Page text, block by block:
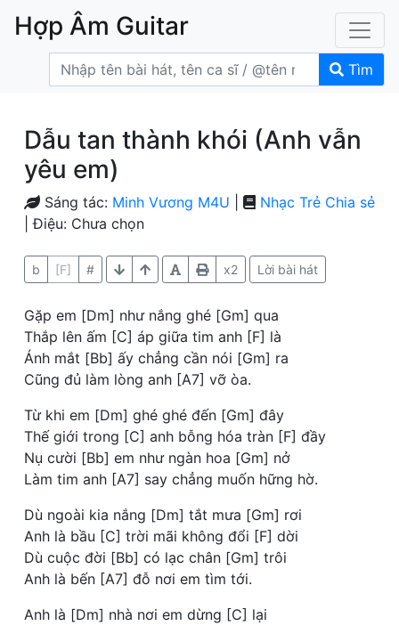
Hợp Âm Guitar
Tìm
Dẫu tan thành khói (Anh vẫn
yêu em)
Chia sẻ
Sáng tác: Minh Vương M4U
Nhạc Trẻ
| Điệu: Chưa chọn
b [F] # x2 Lời bài hát
Gặp em [Dm] như nắng ghé [Gm] qua
Thắp lên ấm [C] áp giữa tim anh [F] là
Ánh mắt [Bb] ấy chẳng cần nói [Gm] ra
Cũng đủ làm lòng anh [A7] vỡ òa.
Từ khi em [Dm] ghé ghé đến [Gm] đây
Thế giới trong [C] anh bỗng hóa tràn [F] đầy
Nụ cười [Bb] em như ngàn hoa [Gm] nở
Làm tim anh [A7] say chẳng muốn hững hờ.
Dù ngoài kia nắng [Dm] tắt mưa [Gm] rơi
Anh là bầu [C] trời mãi không đổi [F] dời
Dù cuộc đời [Bb] có lạc chân [Gm] trôi
Anh là bến [A7] đỗ nơi em tìm tới.
Anh là [Dm] nhà nơi em dừng [C] lại